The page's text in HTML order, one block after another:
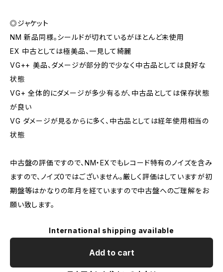
◎ジャケット
NM 新品同様。シールドが切れているがほとんど未使用
EX 中古としては極美品、一見して綺麗
VG++ 美品、ダメージが部分的で少なく中古品としては良好な
状態
VG+ 全体的にダメージが多少有るが、中古品としては保存状態
が良い
VG ダメージが見るからに多く、中古品としては経年使用相当の
状態
中古盤の評価ですので、NM・EXでもレコード特有のノイズを含み
ますので、ノイズ0ではございません。厳しく評価はしていますが初
期盤等はかなりの年月を経ていますので中古盤へのご理解をお
願い致します。
International shipping available
Add to cart